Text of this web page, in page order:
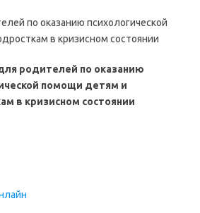
по оказанию психологической
в кризисном состоянии
родителей по оказанию
помощи детям и
в кризисном состоянии